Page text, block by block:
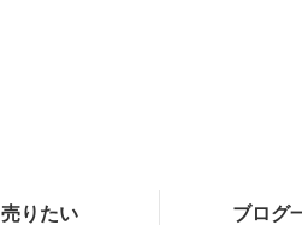
売りたい ブログ